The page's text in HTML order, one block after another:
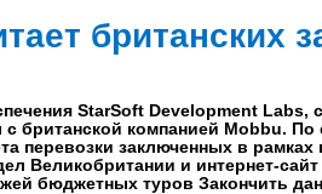
британских
StarSoft Development
компанией Mobbu. По
перевозки заключенных в рамках
Великобритании и интернет-
бюджетных туров Закончить